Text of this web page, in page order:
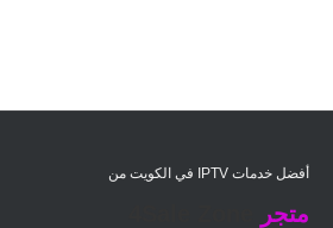
أفضل خدمات IPTV في الكويت من
متجر